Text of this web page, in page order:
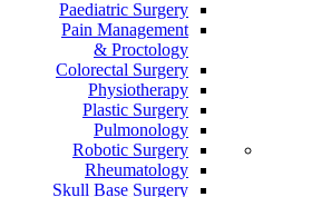
Paediatric Surgery
Pain Management
Proctology &
Colorectal Surgery
Physiotherapy
Plastic Surgery
Pulmonology
Robotic Surgery
Rheumatology
Skull Base Surgery